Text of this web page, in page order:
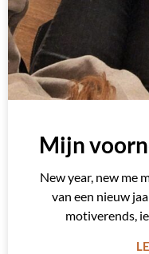
Mijn
New year, new me
van een nieuw
motiverends,